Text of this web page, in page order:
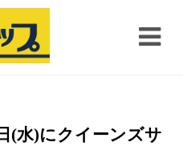
(水)にクイーンズサ